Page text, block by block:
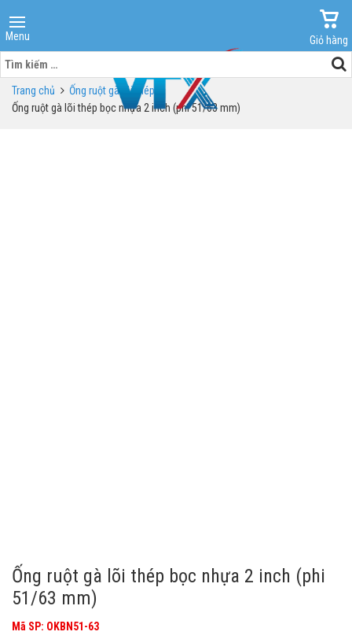
Menu
Giỏ hàng
Tìm
kiếm
cho:Trang chủ
Ống ruột gà lõi thép
Ống ruột gà lõi thép bọc nhựa 2 inch (phi 51/63 mm)
Ống ruột gà lõi thép bọc nhựa 2 inch (phi
51/63 mm)
Mã SP: OKBN51-63